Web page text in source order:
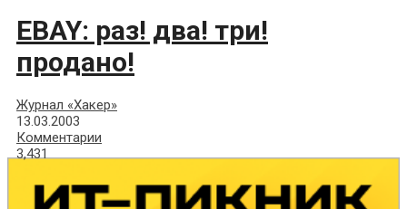
EBAY: раз! два! три!
продано!
Журнал «Хакер»
13.03.2003
Комментарии
3,431